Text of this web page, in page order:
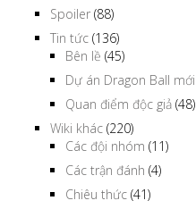
Spoiler (88)
Tin tức (136)
Bên lề (45)
Dự án Dragon Ball mới
Quan điểm độc giả (48)
Wiki khác (220)
Các đội nhóm (11)
Các trận đánh (4)
Chiêu thức (41)